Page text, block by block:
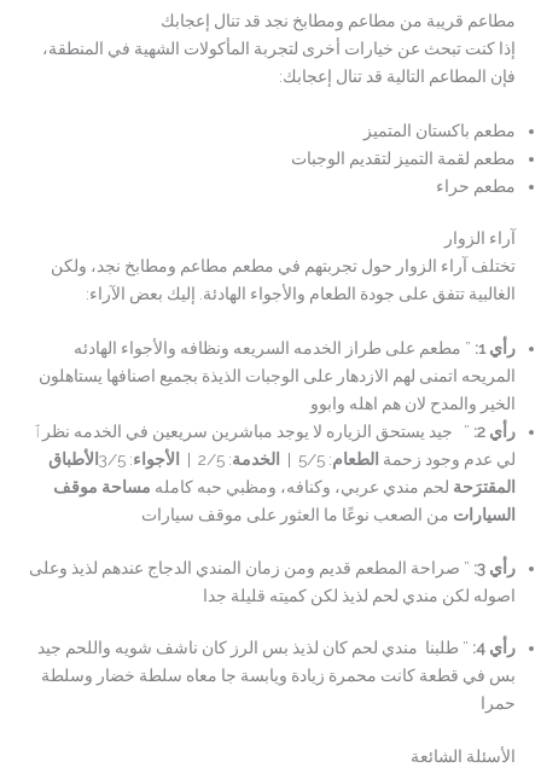
مطاعم قريبة من مطاعم ومطابخ نجد قد تنال إعجابك
إذا كنت تبحث عن خيارات أخرى لتجربة المأكولات الشهية في المنطقة،
فإن المطاعم التالية قد تنال إعجابك:
مطعم باكستان المتميز
مطعم لقمة التميز لتقديم الوجبات
مطعم حراء
آراء الزوار
تختلف آراء الزوار حول تجربتهم في مطعم مطاعم ومطابخ نجد، ولكن
الغالبية تتفق على جودة الطعام والأجواء الهادئة. إليك بعض الآراء:
رأي 1 : ” مطعم على طراز الخدمه السريعه ونظافه والأجواء الهادئه
المريحه اتمنى لهم الازدهار على الوجبات الذيذة بجميع اصنافها يستاهلون
الخير والمدح لان هم اهله وابوو
رأي 2 : ” جيد يستحق الزياره لا يوجد مباشرين سريعين في الخدمه نظرٱ
لي عدم وجود زحمة الطعام: 5/5 | الخدمة: 2/5 | الأجواء: 3/5
الأطباق
المقترَحة لحم مندي عربي، وكنافه، ومظبي حبه كامله مساحة موقف
السيارات من الصعب نوعًا ما العثور على موقف سيارات
رأي 3 : ” صراحة المطعم قديم ومن زمان المندي الدجاج عندهم لذيذ وعلى
اصوله لكن مندي لحم لذيذ لكن كميته قليلة جدا
رأي 4:
” طلبنا مندي لحم كان لذيذ بس الرز كان ناشف شويه واللحم جيد
بس في قطعة كانت محمرة زيادة ويابسة جا معاه سلطة خضار وسلطة
حمرا
الأسئلة الشائعة